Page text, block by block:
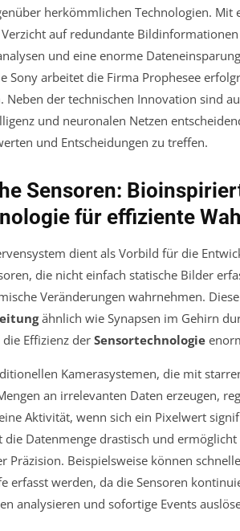
herkömmlichen Technologien. Mit
auf redundante
und eine enorme
Sony arbeitet die Firma Prophesee
Neben der technischen Innovation sind
und neuronalen Netzen
und Entscheidungen zu treffen.
Sensoren:
für effiziente
dient als Vorbild für die
die nicht einfach statische Bilder
Veränderungen wahrnehmen.
ähnlich wie Synapsen im Gehirn
Effizienz der Sensortechnologie
Kamerasystemen, die mit
an irrelevanten Daten erzeugen,
Aktivität, wenn sich ein Pixelwert
Datenmenge drastisch und
Präzision. Beispielsweise können
erfasst werden, da die Sensoren
analysieren und sofortige Events